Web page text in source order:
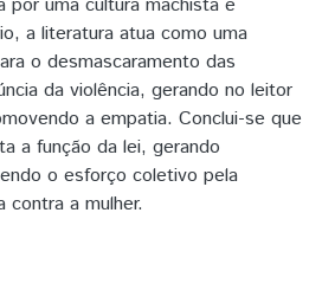
a literatura atua como uma
o desmascaramento das
da violência, gerando no leitor
a empatia. Conclui-se que
a função da lei, gerando
o esforço coletivo pela
contra a mulher.